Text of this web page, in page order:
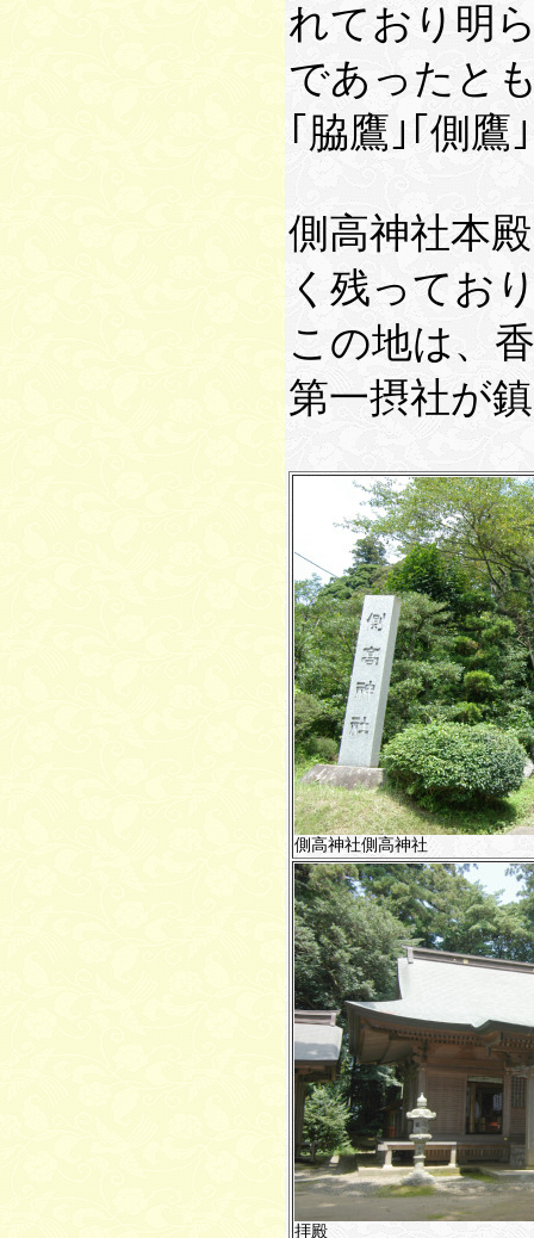
れており明
であったと
｢脇鷹｣｢側鷹
側高神社本
く残ってお
この地は、
第一摂社が
側高神社側高神社
拝殿